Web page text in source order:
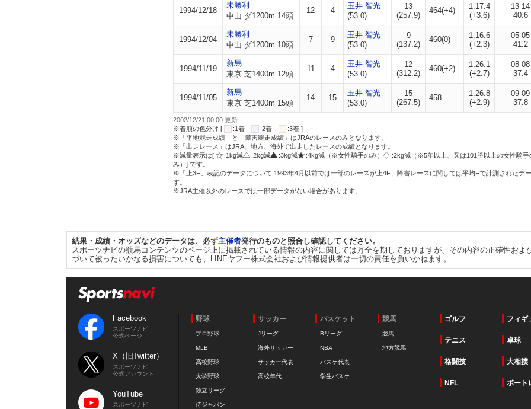
1994/12/18
未勝利
中山 ダ1200m 14頭
12 4
玉井 智光
(53.0)
13
(257.9)
464(+4)
1:17.4
(+3.6)
13-14
40.6
1994/12/04
未勝利
中山 ダ1200m 10頭
7 9
玉井 智光
(53.0)
9
(137.2)
460(0)
1:16.6
(+2.3)
05-05
41.2
1994/11/19
新馬
東京 芝1400m 12頭
11 4
玉井 智光
(53.0)
12
(312.2)
460(+2)
1:26.1
(+2.7)
08-08
37.4
1994/11/05
新馬
東京 芝1400m 15頭
14 15
玉井 智光
(53.0)
15
(267.5)
458
1:26.8
(+2.9)
09-09
37.8
2002/12/21 00:00 更新
※着順の色分け [
:1着 :2着
:3着 ]
※「平地競走成績」と「障害競走成績」はJRAのレースのみとなります。
※「出走レース」はJRA、地方、海外で出走したレースの成績となります。
※減量表示は[
:1kg減 :2kg減 :3kg減 :4kg減（※女性騎手のみ）
:2kg減（※5年以上、又は101勝以上の女性騎手
み）] です。
※「上3F」表記のデータについて 1993年4月以前では一部のレースが上4F、障害レースに関しては平均Fで計測されたデ
す。
※JRA主催以外のレースでは一部データがない場合があります。
結果・成績・オッズなどのデータは、必ず主催者発行のものと照合し確認してください。
スポーツナビの競馬コンテンツのページ上に掲載されている情報の内容に関しては万全を期しておりますが、その内容の正確性お
づいて被ったいかなる損害についても、LINEヤフー株式会社および情報提供者は一切の責任を負いかねます。
Facebook
スポーツナビ
公式ページ
X（旧Twitter）
スポーツナビ
公式アカウント
YouTube
スポーツナビ
野球
プロ野球
MLB
高校野球
大学野球
独立リーグ
侍ジャパン
サッカー
Jリーグ
海外サッカー
サッカー代表
高校年代
バスケット
Bリーグ
NBA
バスケ代表
学生バスケ
競馬
競馬
地方競馬
ゴルフ フィギ
テニス 卓球
格闘技 大相撲
NFL ボート